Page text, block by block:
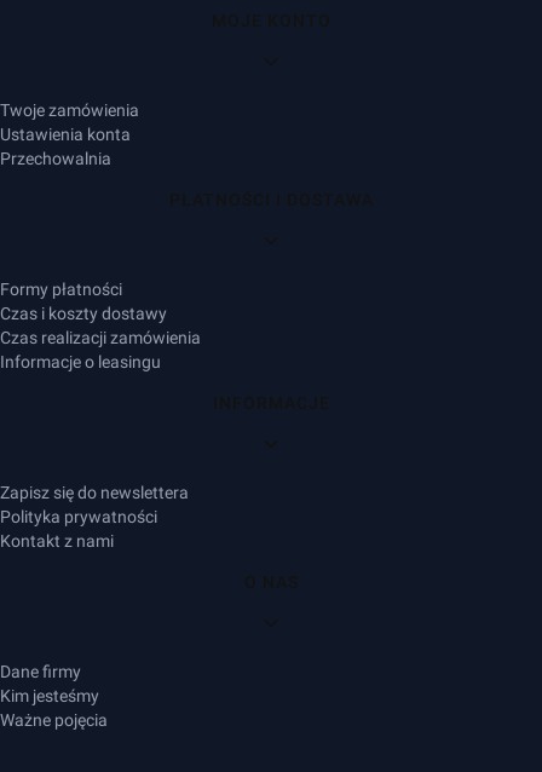
Twoje zamówienia
Ustawienia konta
Przechowalnia
Formy płatności
Czas i koszty dostawy
Czas realizacji zamówienia
Informacje o leasingu
Zapisz się do newslettera
Polityka prywatności
Kontakt z nami
Dane firmy
Kim jesteśmy
Ważne pojęcia